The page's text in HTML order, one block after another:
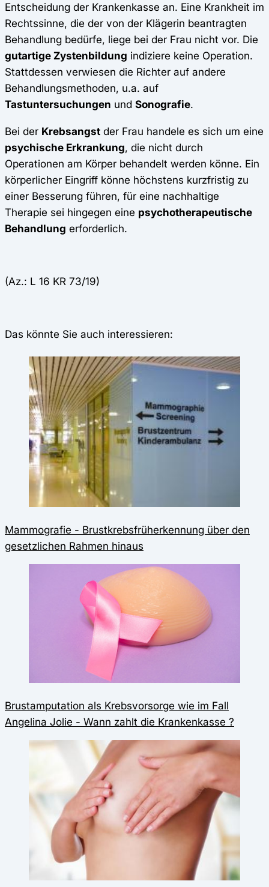
Entscheidung der Krankenkasse an. Eine Krankheit im
Rechtssinne, die der von der Klägerin beantragten
Behandlung bedürfe, liege bei der Frau nicht vor. Die
gutartige Zystenbildung indiziere keine Operation.
Stattdessen verwiesen die Richter auf andere
Behandlungsmethoden, u.a. auf
Tastuntersuchungen und Sonografie.
Bei der Krebsangst der Frau handele es sich um eine
psychische Erkrankung, die nicht durch
Operationen am Körper behandelt werden könne. Ein
körperlicher Eingriff könne höchstens kurzfristig zu
einer Besserung führen, für eine nachhaltige
Therapie sei hingegen eine psychotherapeutische
Behandlung erforderlich.
(Az.: L 16 KR 73/19)
Das könnte Sie auch interessieren:
Mammografie - Brustkrebsfrüherkennung über den
gesetzlichen Rahmen hinaus
Brustamputation als Krebsvorsorge wie im Fall
Angelina Jolie - Wann zahlt die Krankenkasse ?